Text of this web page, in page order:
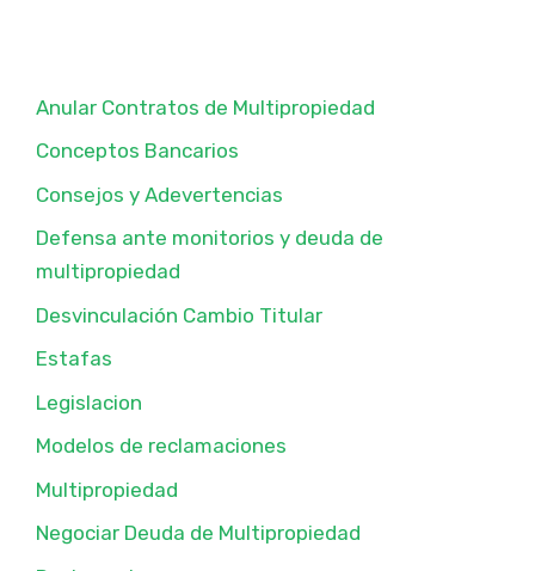
Anular Contratos de Multipropiedad
Conceptos Bancarios
Consejos y Adevertencias
Defensa ante monitorios y deuda de
multipropiedad
Desvinculación Cambio Titular
Estafas
Legislacion
Modelos de reclamaciones
Multipropiedad
Negociar Deuda de Multipropiedad